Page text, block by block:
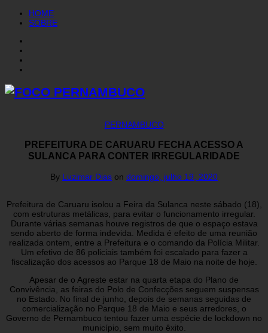
HOME
SOBRE
PERNAMBUCO
PREFEITURA DE CARUARU FECHA ACESSO A
SULANCA PARA CONTER IRREGULARIDADE
By Luzimar Dias on domingo, julho 19, 2020
Prefeitura de Caruaru isolou a Feira da Sulanca neste sábado (18),
com estruturas metálicas, para evitar o funcionamento irregular.
Durante várias semanas houve registros de que o espaço estava
sendo aberto de forma indevida. Medida é efeito de uma reunião
realizada ontem, entre a Prefeitura e o comando da Polícia Militar.
Um efetivo de 86 policiais também foi escalado para fazer a
fiscalização dos acessos ao Parque 18 de Maio na noite de hoje.
Apesar de o Agreste estar na quarta etapa do Plano de
Convivência, as feiras do Polo de Confecções seguem suspensas
no Estado. No final de junho, depois de semanas seguidas de
comercialização no Parque 18 de Maio e seus arredores, o
Governo de Pernambuco tentou fazer uma espécie de lockdown no
município, sem muito êxito.